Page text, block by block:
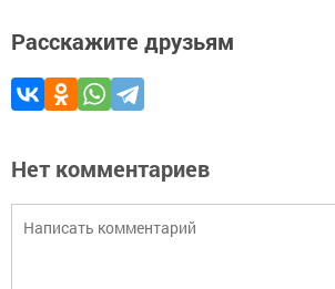
Расскажите друзьям
Нет комментариев